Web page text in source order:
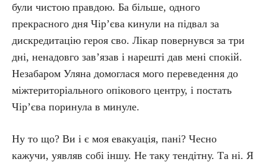
були чистою правдою. Ба більше, одного
прекрасного дня Чір’єва кинули на підвал за
дискредитацію героя сво. Лікар повернувся за три
дні, ненадовго зав’язав і нарешті дав мені спокій.
Незабаром Уляна домоглася мого переведення до
міжтериторіального опікового центру, і постать
Чір’єва поринула в минуле.
Ну то що? Ви і є моя евакуація, пані? Чесно
кажучи, уявляв собі іншу. Не таку тендітну. Та ні. Я